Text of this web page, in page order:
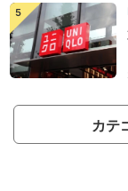
カテ